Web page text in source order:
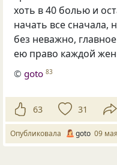
хоть в 40 болью и
начать все
без неважно,
ею право каждой
©goto 83
63 31
Опубликовала goto 09